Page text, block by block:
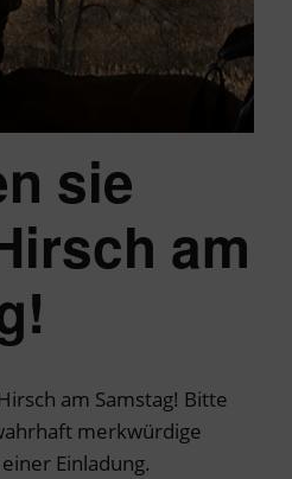
sie
am
am Samstag! Bitte
merkwürdige
Einladung.